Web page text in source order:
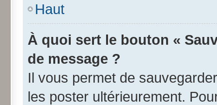
Haut
À quoi sert le bouton «
de message ?
Il vous permet de
les poster ultérieurement.